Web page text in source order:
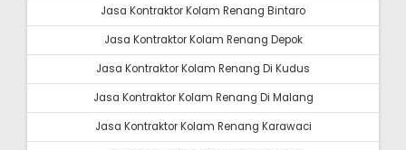
Jasa Kontraktor Kolam Renang Bintaro
Jasa Kontraktor Kolam Renang Depok
Jasa Kontraktor Kolam Renang Di Kudus
Jasa Kontraktor Kolam Renang Di Malang
Jasa Kontraktor Kolam Renang Karawaci